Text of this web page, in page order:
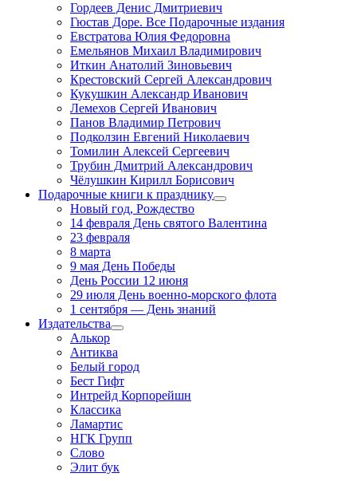
Гордеев Денис Дмитриевич
Гюстав Доре. Все Подарочные издания
Евстратова Юлия Федоровна
Емельянов Михаил Владимирович
Иткин Анатолий Зиновьевич
Крестовский Сергей Александрович
Кукушкин Александр Иванович
Лемехов Сергей Иванович
Панов Владимир Петрович
Подколзин Евгений Николаевич
Томилин Алексей Сергеевич
Трубин Дмитрий Александрович
Чёлушкин Кирилл Борисович
Подарочные книги к празднику
Новый год, Рождество
14 февраля День святого Валентина
23 февраля
8 марта
9 мая День Победы
День России 12 июня
29 июля День военно-морского флота
1 сентября — День знаний
Издательства
Алькор
Антиква
Белый город
Бест Гифт
Интрейд Корпорейшн
Классика
Ламартис
НГК Групп
Слово
Элит бук